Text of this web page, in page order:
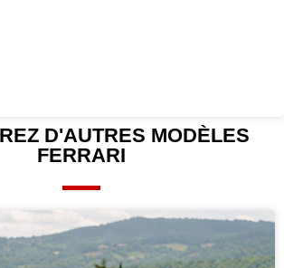
D'AUTRES MODÈLES
FERRARI